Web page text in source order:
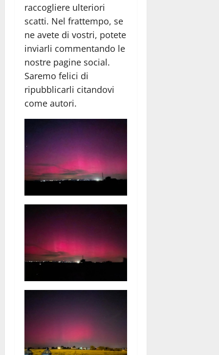
raccogliere ulteriori
scatti. Nel frattempo, se
ne avete di vostri, potete
inviarli commentando le
nostre pagine social.
Saremo felici di
ripubblicarli citandovi
come autori.